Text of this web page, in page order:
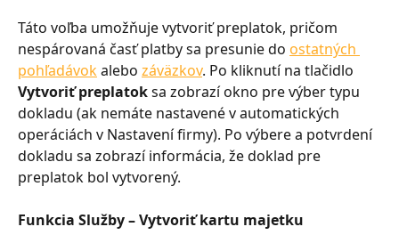
Táto voľba umožňuje vytvoriť preplatok, pričom
nespárovaná časť platby sa presunie do ostatných
pohľadávok alebo záväzkov. Po kliknutí na tlačidlo
Vytvoriť preplatok sa zobrazí okno pre výber typu
dokladu (ak nemáte nastavené v automatických
operáciách v Nastavení firmy). Po výbere a potvrdení
dokladu sa zobrazí informácia, že doklad pre
preplatok bol vytvorený.
Funkcia Služby – Vytvoriť kartu majetku